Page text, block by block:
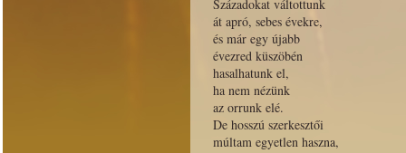
Századokat váltottunk
át apró, sebes évekre,
és már egy újabb
évezred küszöbén
hasalhatunk el,
ha nem nézünk
az orrunk elé.
De hosszú szerkesztői
múltam egyetlen haszna,